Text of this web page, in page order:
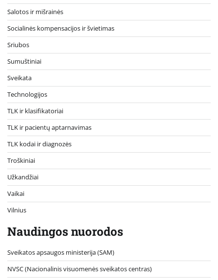
Salotos ir mišrainės
Socialinės kompensacijos ir švietimas
Sriubos
Sumuštiniai
Sveikata
Technologijos
TLK ir klasifikatoriai
TLK ir pacientų aptarnavimas
TLK kodai ir diagnozės
Troškiniai
Užkandžiai
Vaikai
Vilnius
Naudingos nuorodos
Sveikatos apsaugos ministerija (SAM)
NVSC (Nacionalinis visuomenės sveikatos centras)